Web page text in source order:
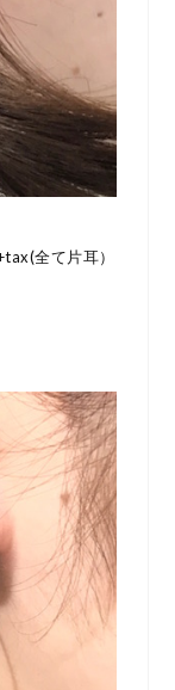
全て片耳）